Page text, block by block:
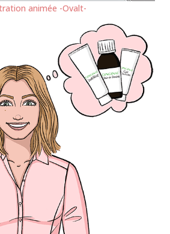
animée -Ovalt-